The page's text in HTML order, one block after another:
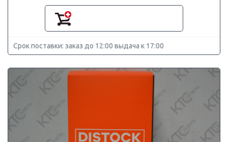
Срок поставки: заказ до 12:00 выдача к 17:00